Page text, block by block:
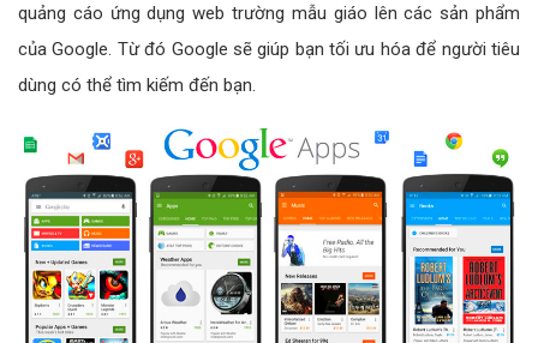
quảng cáo ứng dụng web trường mẫu giáo lên các sản phẩm
của Google. Từ đó Google sẽ giúp bạn tối ưu hóa để người tiêu
dùng có thể tìm kiếm đến bạn.